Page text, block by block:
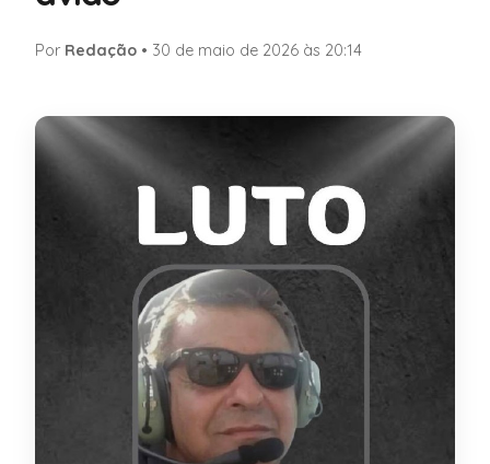
Por Redação • 30 de maio de 2026 às 20:14